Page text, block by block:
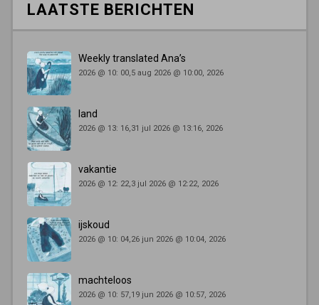
LAATSTE BERICHTEN
Weekly translated Ana’s
2026 @ 10: 00,5 aug 2026 @ 10:00, 2026
land
2026 @ 13: 16,31 jul 2026 @ 13:16, 2026
vakantie
2026 @ 12: 22,3 jul 2026 @ 12:22, 2026
ijskoud
2026 @ 10: 04,26 jun 2026 @ 10:04, 2026
machteloos
2026 @ 10: 57,19 jun 2026 @ 10:57, 2026